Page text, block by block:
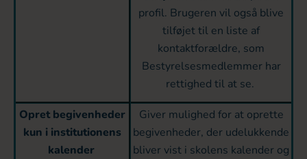
profil. Brugeren vil også blive
tilføjet til en liste af
kontaktforældre, som
Bestyrelsesmedlemmer har
rettighed til at se.
Opret begivenheder
kun i institutionens
kalender
Giver mulighed for at oprette
begivenheder, der udelukkende
bliver vist i skolens kalender og